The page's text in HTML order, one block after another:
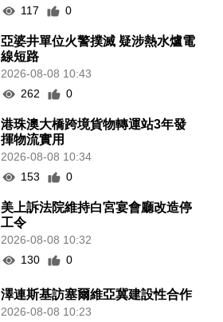
117
0
亞婆井單位火警撲滅 疑涉熱水爐電
線短路
2026-08-08 10:43
262
0
港珠澳大橋跨境貨物轉運站3年發
揮物流實用
2026-08-08 10:34
153
0
美上訴法院維持白宮宴會廳改造停
工令
2026-08-08 10:32
130
0
澤連斯基訪塞爾維亞冀建設性合作
2026-08-08 10:23